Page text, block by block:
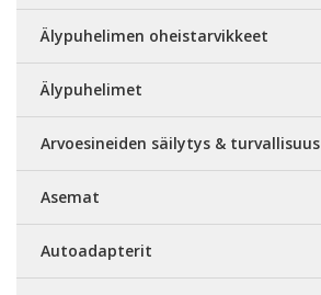
Älypuhelimen oheistarvikkeet
Älypuhelimet
Arvoesineiden säilytys & turvallisuus
Asemat
Autoadapterit